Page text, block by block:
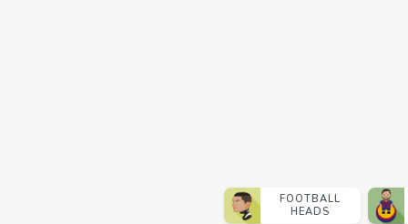
FOOTBALL
HEADS